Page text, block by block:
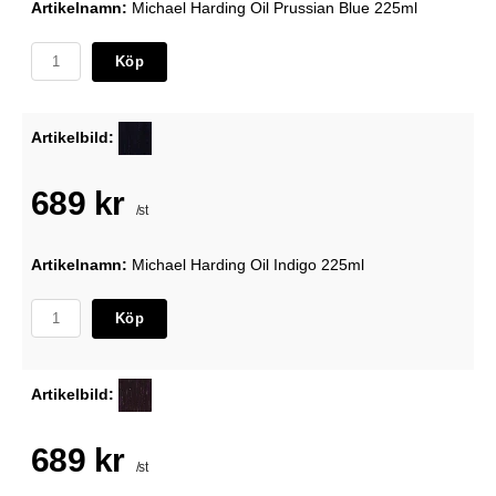
Artikelnamn: Michael Harding Oil Prussian Blue 225ml
Köp
Artikelbild:
689 kr /st
Artikelnamn: Michael Harding Oil Indigo 225ml
Köp
Artikelbild:
689 kr /st